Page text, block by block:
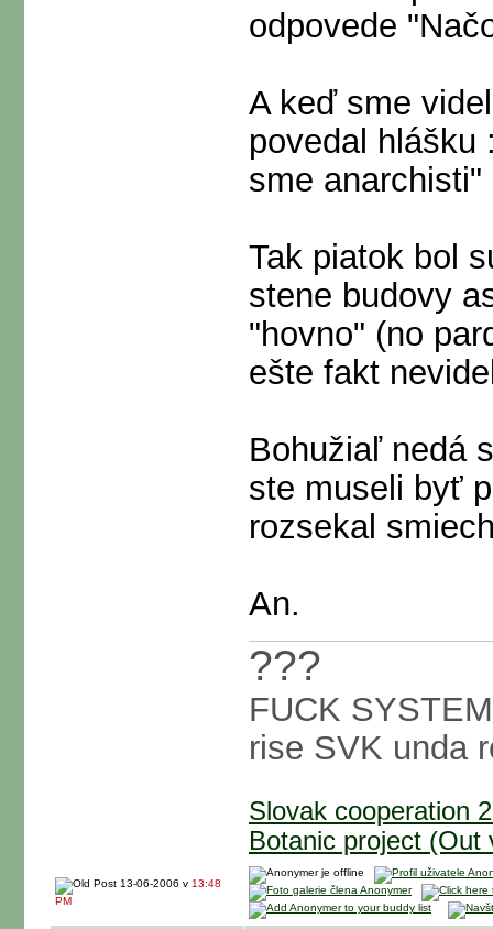
odpovede
A keď sme
povedal hlášku
sme anarchisti"
Tak piatok bol
stene budovy
"hovno" (no
ešte fakt
Bohužiaľ nedá
ste museli byť
rozsekal
An.
???
FUCK SYSTEM
rise SVK unda
Slovak cooperation
Botanic project (Out
13-06-2006 v 13:48
PM